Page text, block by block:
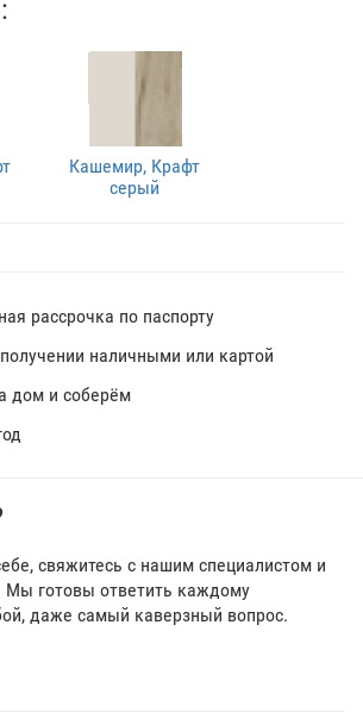
Кашемир, Крафт
серый
рассрочка по паспорту
наличными или картой
дом и соберём
свяжитесь с нашим специалистом и
Мы готовы ответить каждому
даже самый каверзный вопрос.